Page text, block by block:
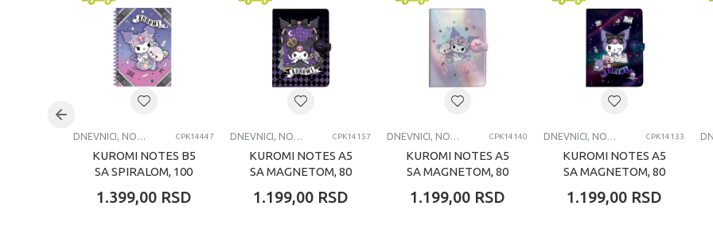
Uzrast
Kategorija DNEVNICI, NOTESI, AGENDE
DNEVNICI, NOTESI, AGENDE, BLOKČIĆI CPK14447
KUROMI NOTES B5
SA SPIRALOM, 100
1.399,00 RSD
DNEVNICI, NOTESI, AGENDE, BLOKČIĆI CPK14157
KUROMI NOTES A5
SA MAGNETOM, 80
1.199,00 RSD
DNEVNICI, NOTESI, AGENDE, BLOKČIĆI CPK14140
KUROMI NOTES A5
SA MAGNETOM, 80
1.199,00 RSD
DNEVNICI, NOTESI, AGENDE, BLOKČIĆI CPK14133
KUROMI NOTES A5
SA MAGNETOM, 80
1.199,00 RSD